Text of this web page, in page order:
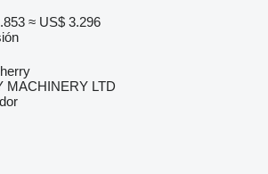
≈ US$ 3.296
MACHINERY LTD